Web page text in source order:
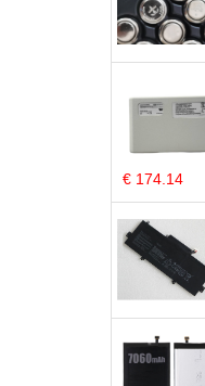
€ 174.14